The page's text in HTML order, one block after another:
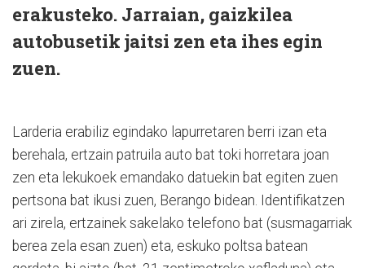
erakusteko. Jarraian, gaizkilea
autobusetik jaitsi zen eta ihes egin
zuen.
Larderia erabiliz egindako lapurretaren berri izan eta
berehala, ertzain patruila auto bat toki horretara joan
zen eta lekukoek emandako datuekin bat egiten zuen
pertsona bat ikusi zuen, Berango bidean. Identifikatzen
ari zirela, ertzainek sakelako telefono bat (susmagarriak
berea zela esan zuen) eta, eskuko poltsa batean